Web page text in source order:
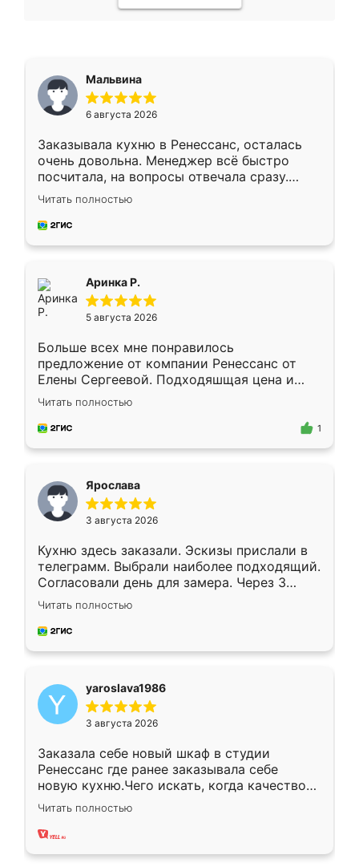
Мальвина
6 августа 2026
Заказывала кухню в Ренессанс, осталась
очень довольна. Менеджер всё быстро
посчитала, на вопросы отвечала сразу.
Замерщик приехал в субботу, подошёл к
делу со всей ответственностью. Собрали
за день, ребята работали аккуратно, даже
Читать полностью
Аринка Р.
5 августа 2026
Больше всех мне понравилось
предложение от компании Ренессанс от
Елены Сергеевой. Подходяшщая цена и
короткие сроки изготовления. Приехавший
для замера сотрудник Владислав
предложил по моему эскизу самый
Читать полностью
1
Ярослава
3 августа 2026
Кухню здесь заказали. Эскизы прислали в
телеграмм. Выбрали наиболее подходящий.
Согласовали день для замера. Через 3
недели кухня была уже готова. Остались
довольны работой. Спасибо Ренессанс
мебель за качественную работу!
Читать полностью
yaroslava1986
3 августа 2026
Заказала себе новый шкаф в студии
Ренессанс где ранее заказывала себе
новую кухню.Чего искать, когда качеством
вполне довольна. Служит кухня уже почти
два года, нареканий нет.
Читать полностью